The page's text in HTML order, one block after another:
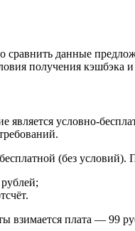
данные
получения
является условно-
(без
плата — 99